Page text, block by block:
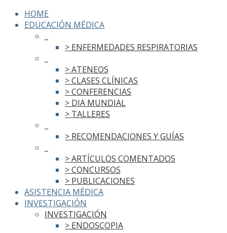
HOME
EDUCACIÓN MÉDICA
> ENFERMEDADES RESPIRATORIAS
> ATENEOS
> CLASES CLÍNICAS
> CONFERENCIAS
> DIA MUNDIAL
> TALLERES
> RECOMENDACIONES Y GUÍAS
> ARTÍCULOS COMENTADOS
> CONCURSOS
> PUBLICACIONES
ASISTENCIA MÉDICA
INVESTIGACIÓN
INVESTIGACIÓN
> ENDOSCOPIA